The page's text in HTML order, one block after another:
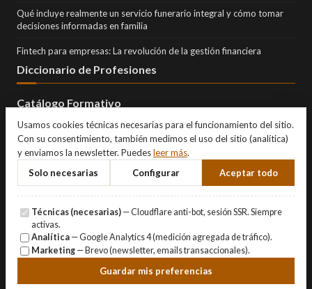
Qué incluye realmente un servicio funerario integral y cómo tomar
decisiones informadas en familia
Fintech para empresas: La revolución de la gestión financiera
Diccionario de Profesiones
Catálogo Formativo
Aviso Legal·Privacidad· Cookies ·Gestionar cookies
Usamos cookies técnicas necesarias para el funcionamiento del sitio.
Con su consentimiento, también medimos el uso del sitio (analítica)
y enviamos la newsletter. Puedesleer más.
Solo necesarias
Configurar Aceptar todo
Técnicas (necesarias) — Cloudflare anti-bot, sesión SSR. Siempre
activas.
Analítica — Google Analytics 4 (medición agregada de tráfico).
Marketing — Brevo (newsletter, emails transaccionales).
Guardar mis preferencias